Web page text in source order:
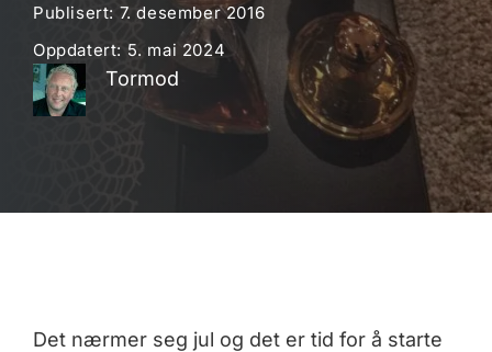
Publisert: 7. desember 2016
Oppdatert: 5. mai 2024
Tormod
Det nærmer seg jul og det er tid for å starte